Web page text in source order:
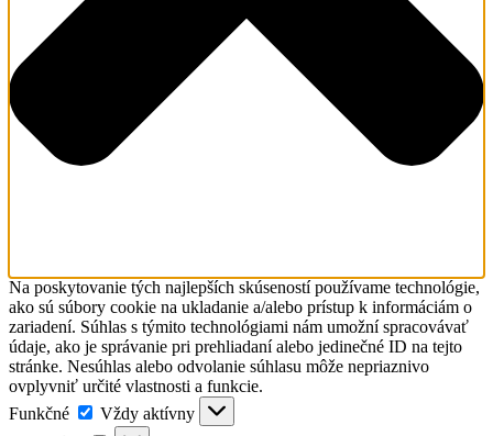
Na poskytovanie tých najlepších skúseností používame technológie,
ako sú súbory cookie na ukladanie a/alebo prístup k informáciám o
zariadení. Súhlas s týmito technológiami nám umožní spracovávať
údaje, ako je správanie pri prehliadaní alebo jedinečné ID na tejto
stránke. Nesúhlas alebo odvolanie súhlasu môže nepriaznivo
ovplyvniť určité vlastnosti a funkcie.
Funkčné
Funkčné
Vždy aktívny